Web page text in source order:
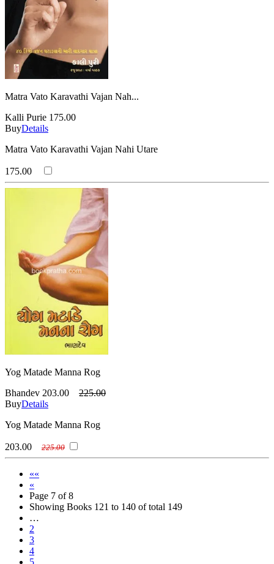
Matra Vato Karavathi Vajan Nah...
Kalli Purie 175.00
BuyDetails
Matra Vato Karavathi Vajan Nahi Utare
175.00
Yog Matade Manna Rog
Bhandev 203.00
225.00
BuyDetails
Yog Matade Manna Rog
203.00 225.00
««
«
Page 7 of 8
Showing Books 121 to 140 of total 149
…
2
3
4
5